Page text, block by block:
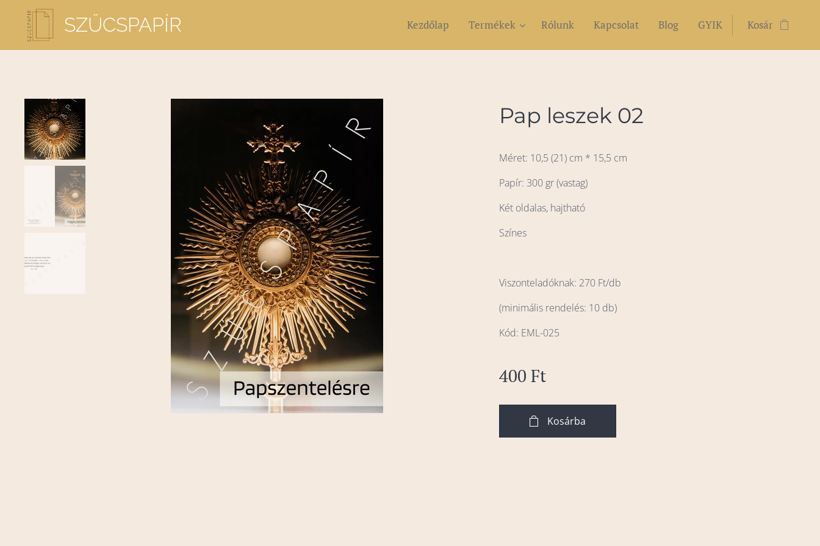
SZŰCSPAPÍR Kezdőlap Termékek Rólunk Kapcsolat Blog GYIK Kosár
Pap leszek 02
Méret: 10,5 (21) cm * 15,5 cm
Papír: 300 gr (vastag)
Két oldalas, hajtható
Színes
Viszonteladóknak: 270 Ft/db
(minimális rendelés: 10 db)
Kód: EML-025
400 Ft
Kosárba